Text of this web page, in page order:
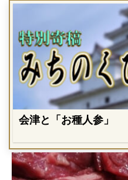
会津と「お種人参」